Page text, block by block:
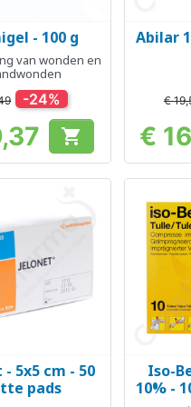
bekijken
- 100 g
van wonden en
-24%
Prijs 

Abilar
€
€
bekijken
- 5x5 cm - 50
pads

Iso-
10% -